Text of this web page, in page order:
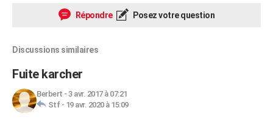
Répondre Posez votre question
Discussions similaires
Fuite karcher
Berbert - 3 avr. 2017 à 07:21
Stf- 19 avr. 2020 à 15:09